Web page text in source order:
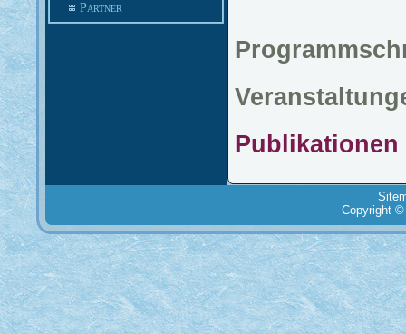
Partner
Publikationen
Copyright ©